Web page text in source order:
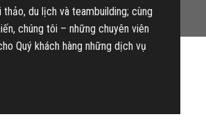
du lịch và teambuilding; cùng
chúng tôi – những chuyên viên
Quý khách hàng những dịch vụ